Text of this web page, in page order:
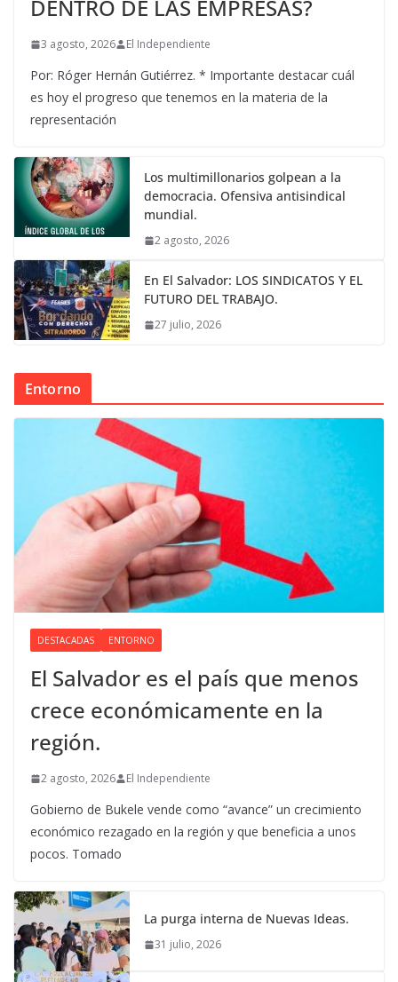
DENTRO DE LAS EMPRESAS?
3 agosto, 2026 El Independiente
Por: Róger Hernán Gutiérrez. * Importante destacar cuál
es hoy el progreso que tenemos en la materia de la
representación
Los multimillonarios golpean a la
democracia. Ofensiva antisindical
mundial.
2 agosto, 2026
En El Salvador: LOS SINDICATOS Y EL
FUTURO DEL TRABAJO.
27 julio, 2026
Entorno
DESTACADAS ENTORNO
El Salvador es el país que menos
crece económicamente en la
región.
2 agosto, 2026 El Independiente
Gobierno de Bukele vende como “avance” un crecimiento
económico rezagado en la región y que beneficia a unos
pocos. Tomado
La purga interna de Nuevas Ideas.
31 julio, 2026